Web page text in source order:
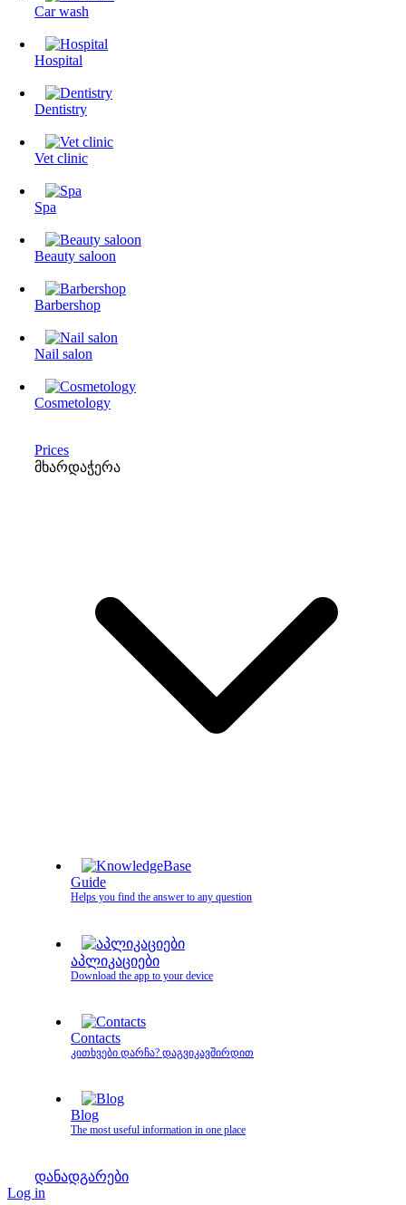
Сar wash
Hospital
Dentistry
Vet clinic
Spa
Beauty saloon
Barbershop
Nail salon
Cosmetology
Prices
მხარდაჭერა
Guide
Helps you find the answer to any question
აპლიკაციები
Download the app to your device
Contacts
კითხვები დარჩა? დაგვიკავშირდით
Blog
The most useful information in one place
დანადგარები
Log in